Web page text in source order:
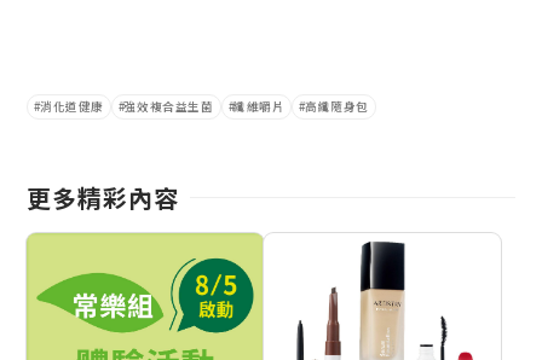
消化道健康 強效複合益生菌 纖維嚼片 高纖隨身包
更多精彩內容